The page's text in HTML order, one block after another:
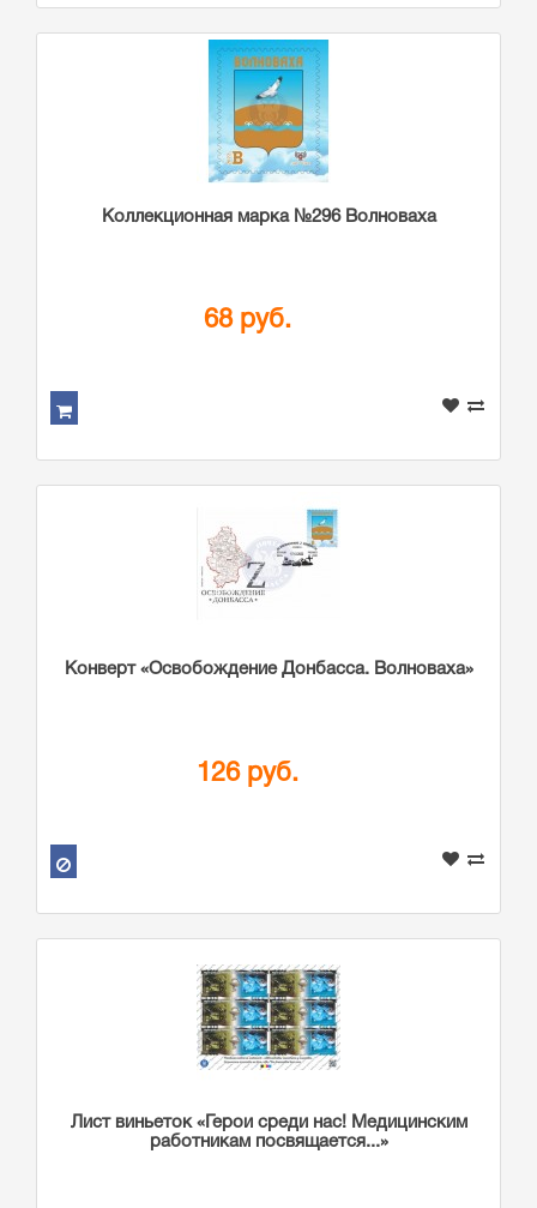
Коллекционная марка №296 Волноваха
68 руб.
Конверт «Освобождение Донбасса. Волноваха»
126 руб.
Лист виньеток «Герои среди нас! Медицинским
работникам посвящается...»